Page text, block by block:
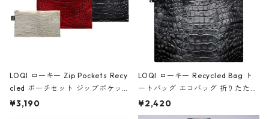
LOQI ローキー Zip Pockets Recy
cled ポーチセット ジップポケット
ファスナーポーチ 撥水加工 トラベ
¥3,190
LOQI ローキー Recycled Bag ト
ートバッグ エコバッグ 折りたたみ
大きめ 撥水加工 収納ポーチ CRO
CODILE/Black クロコダイル/ブラ
¥2,420